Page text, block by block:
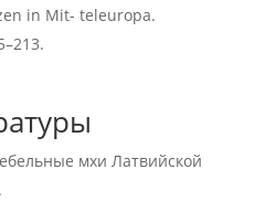
in Mit- teleuropa.
мхи Латвийской